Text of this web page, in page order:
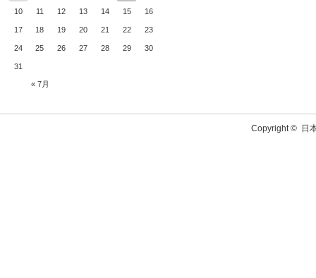
« 7月
10 11 12 13 14 15 16
17 18 19 20 21 22 23
24 25 26 27 28 29 30
31
Copyright © 日